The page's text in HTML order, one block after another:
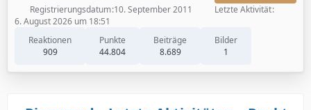
Reaktionen
909
Punkte
44.804
Beiträge
8.689
Bilder
1
Registrierungsdatum 10. September 2011
Letzte Aktivität
6. August 2026 um 18:51